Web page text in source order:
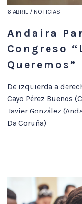
6 ABRIL / NOTICIAS
Andaira
Congreso
Queremos”
De izquierda a
Cayo Pérez Buenos
Javier González
Da Coruña)